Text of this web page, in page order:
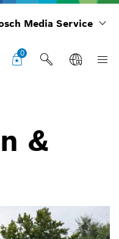
Media Service
0
&